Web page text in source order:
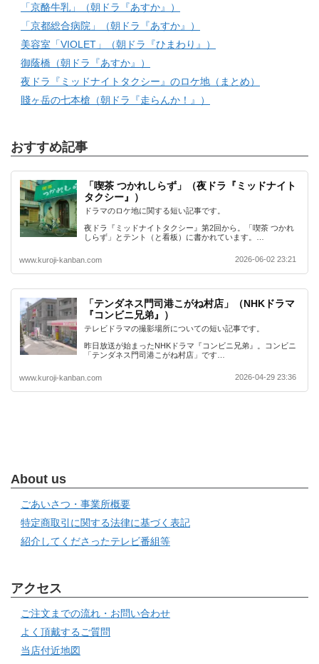
「京酪牛乳」（朝ドラ『あすか』）
「京都総合病院」（朝ドラ『あすか』）
美容室「VIOLET」（朝ドラ『ひまわり』）
御蔭橋（朝ドラ『あすか』）
夜ドラ『ミッドナイトタクシー』のロケ地（まとめ）
賤ヶ岳の七本槍（朝ドラ『走らんか！』）
おすすめ記事
「喫茶 つかれしらず」（夜ドラ『ミッドナイト
タクシー』）
ドラマのロケ地に関する短い記事です。
夜ドラ『ミッドナイトタクシー』第2回から。「喫茶 つかれ
しらず」とテント（と看板）に書かれています。…
www.kuroji-kanban.com 2026-06-02 23:21
「テンダネス門司港こがね村店」（NHKドラマ
『コンビニ兄弟』）
テレビドラマの撮影場所についての短い記事です。
昨日放送が始まったNHKドラマ『コンビニ兄弟』。コンビニ
「テンダネス門司港こがね村店」です…
www.kuroji-kanban.com 2026-04-29 23:36
About us
ごあいさつ・事業所概要
特定商取引に関する法律に基づく表記
紹介してくださったテレビ番組等
アクセス
ご注文までの流れ・お問い合わせ
よく頂戴するご質問
当店付近地図